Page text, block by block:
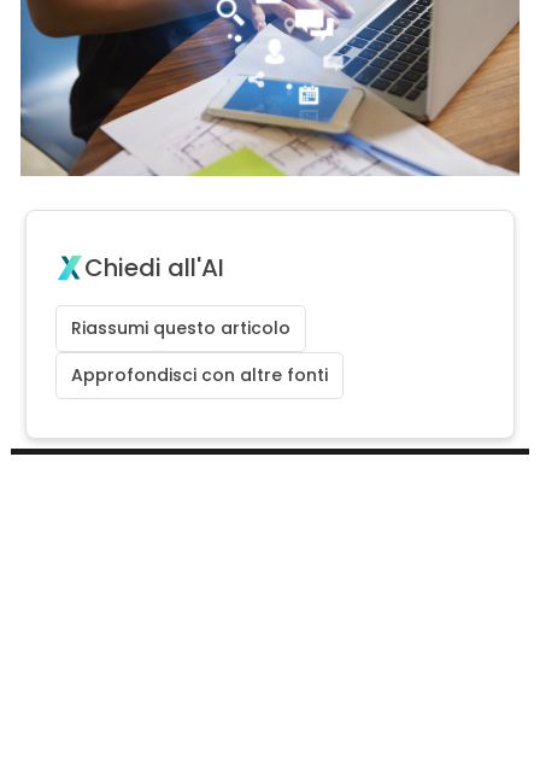
Chiedi all'AI
Riassumi questo articolo
Approfondisci con altre fonti